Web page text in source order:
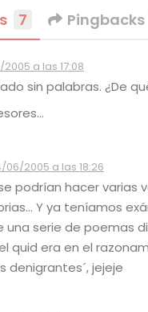
7 Pingbacks
a las 17:08
sin palabras. ¿De
06/2005 a las 18:26
podrían hacer varias
Y ya teníamos
una serie de poemas
quid era en el
denigrantes´, jejeje